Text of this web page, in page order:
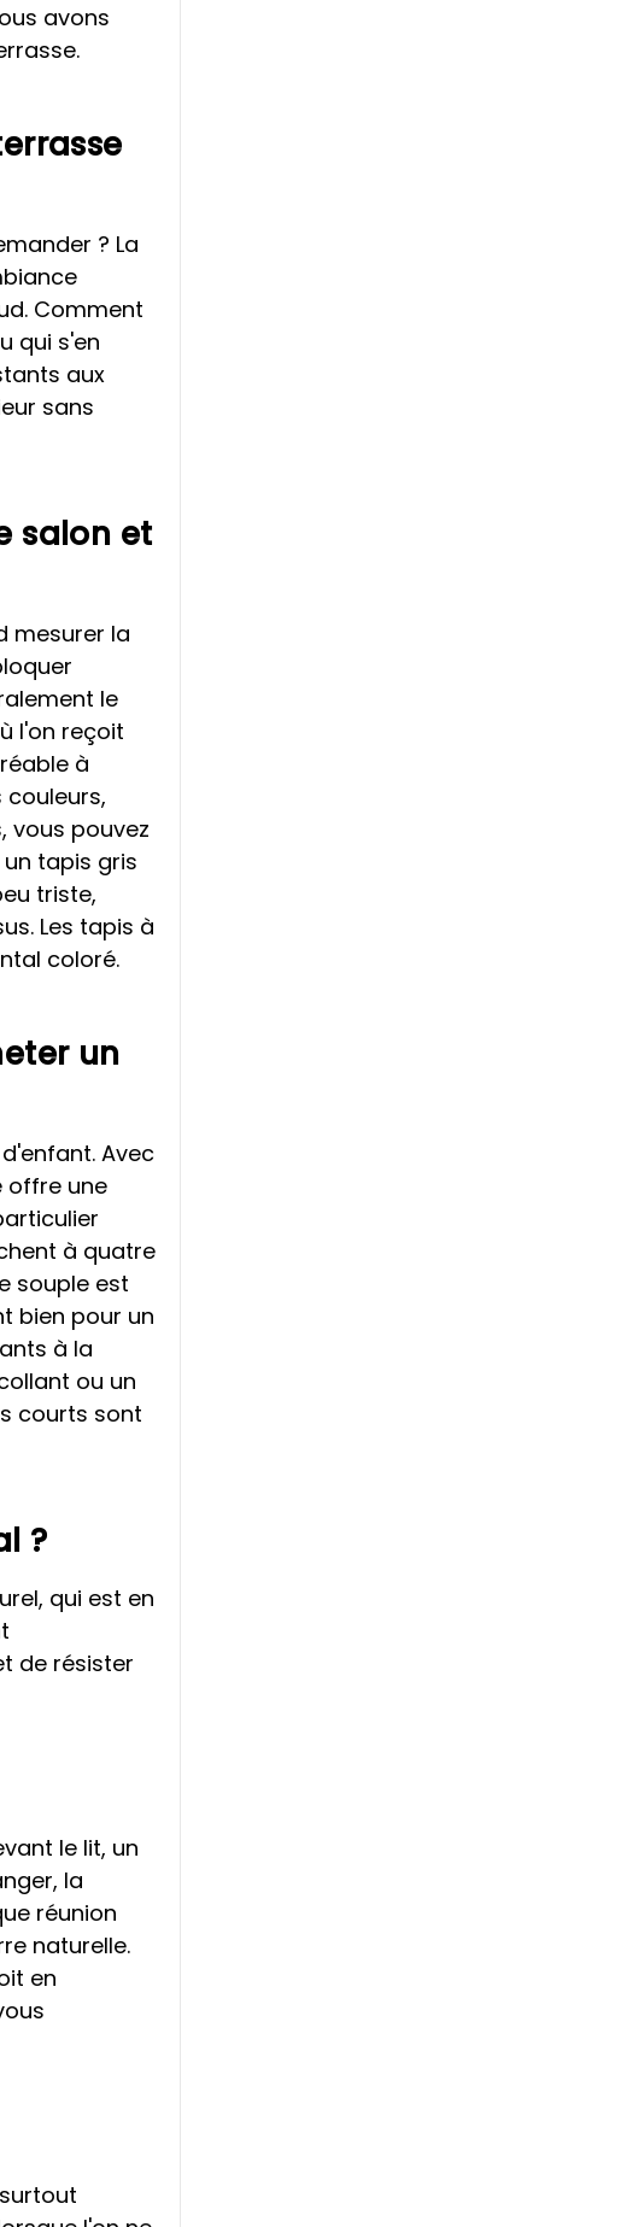
avons
? La
Comment
qui s'en
aux
sans
salon et
mesurer la
le
l'on reçoit
à
vous pouvez
tapis gris
triste,
Les tapis à
coloré.
un
Avec
offre une
à quatre
souple est
bien pour un
à la
ou un
courts sont
?
qui est en
de résister
le lit, un
la
réunion
naturelle.
en